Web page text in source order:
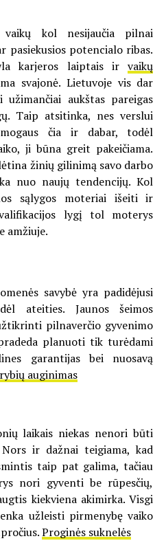
kol nesijaučia pilnai
pasiekusios potencialo ribas.
karjeros laiptais irvaikų
svajonė. Lietuvoje vis dar
aukštas pareigas
Taip atsitinka, nes verslui
čia ir dabar, todėl
ji būna greit pakeičiama.
žinių gilinimą savo darbo
nuo naujų tendencijų. Kol
sąlygos moteriai išeiti ir
lygį tol moterys
amžiuje.
savybė yra padidėjusi
ateities. Jaunos šeimos
pilnaverčio gyvenimo
planuoti tik turėdami
garantijas bei nuosavą
auginimas
laikais niekas nenori būti
ir dažnai teigiama, kad
taip pat galima, tačiau
nori gyventi be rūpesčių,
kiekviena akimirka. Visgi
užleisti pirmenybę vaiko
Proginės suknelės